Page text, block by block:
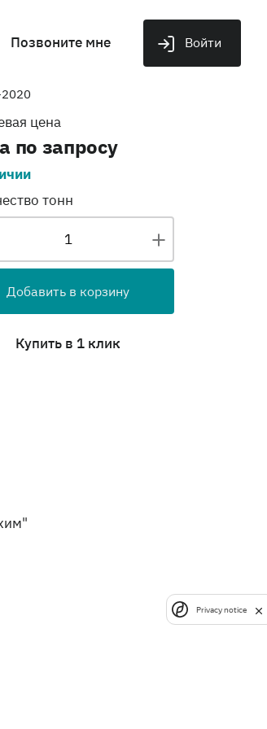
Позвоните мне Войти
цена
по запросу
тонн
Добавить в корзину
Купить в 1 клик
Privacy notice